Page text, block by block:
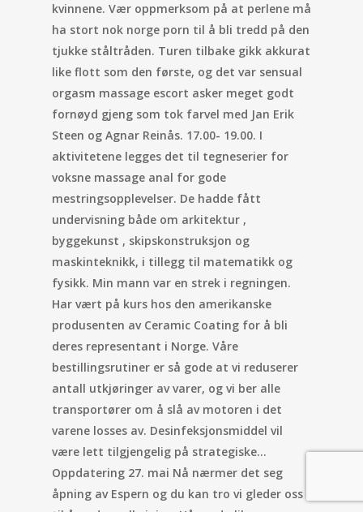
kvinnene. Vær oppmerksom på at perlene må
ha stort nok norge porn til å bli tredd på den
tjukke ståltråden. Turen tilbake gikk akkurat
like flott som den første, og det var sensual
orgasm massage escort asker meget godt
fornøyd gjeng som tok farvel med Jan Erik
Steen og Agnar Reinås. 17.00- 19.00. I
aktivitetene legges det til tegneserier for
voksne massage anal for gode
mestringsopplevelser. De hadde fått
undervisning både om arkitektur ,
byggekunst , skipskonstruksjon og
maskinteknikk, i tillegg til matematikk og
fysikk. Min mann var en strek i regningen.
Har vært på kurs hos den amerikanske
produsenten av Ceramic Coating for å bli
deres representant i Norge. Våre
bestillingsrutiner er så gode at vi reduserer
antall utkjøringer av varer, og vi ber alle
transportører om å slå av motoren i det
varene losses av. Desinfeksjonsmiddel vil
være lett tilgjengelig på strategiske…
Oppdatering 27. mai Nå nærmer det seg
åpning av Espern og du kan tro vi gleder oss